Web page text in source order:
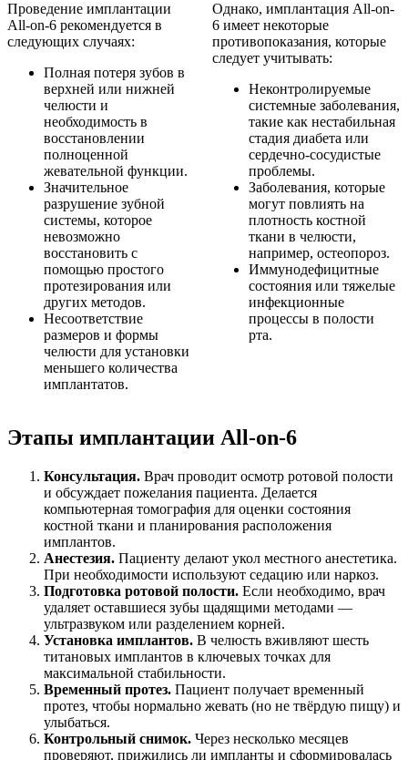
Проведение имплантации
All-on-6 рекомендуется в
следующих случаях:
Полная потеря зубов в
верхней или нижней
челюсти и
необходимость в
восстановлении
полноценной
жевательной функции.
Значительное
разрушение зубной
системы, которое
невозможно
восстановить с
помощью простого
протезирования или
других методов.
Несоответствие
размеров и формы
челюсти для установки
меньшего количества
имплантатов.
Однако, имплантация All-on-
6 имеет некоторые
противопоказания, которые
следует учитывать:
Неконтролируемые
системные заболевания,
такие как нестабильная
стадия диабета или
сердечно-сосудистые
проблемы.
Заболевания, которые
могут повлиять на
плотность костной
ткани в челюсти,
например, остеопороз.
Иммунодефицитные
состояния или тяжелые
инфекционные
процессы в полости
рта.
Этапы имплантации All-on-6
Консультация. Врач проводит осмотр ротовой полости
и обсуждает пожелания пациента. Делается
компьютерная томография для оценки состояния
костной ткани и планирования расположения
имплантов.
Анестезия. Пациенту делают укол местного анестетика.
При необходимости используют седацию или наркоз.
Подготовка ротовой полости. Если необходимо, врач
удаляет оставшиеся зубы щадящими методами —
ультразвуком или разделением корней.
Установка имплантов. В челюсть вживляют шесть
титановых имплантов в ключевых точках для
максимальной стабильности.
Временный протез. Пациент получает временный
протез, чтобы нормально жевать (но не твёрдую пищу) и
улыбаться.
Контрольный снимок. Через несколько месяцев
проверяют, прижились ли импланты и сформировалась